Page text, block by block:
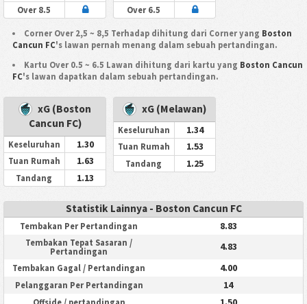
Over 8.5 Over 6.5
Corner Over 2,5 ~ 8,5 Terhadap dihitung dari Corner yang Boston
Cancun FC's lawan pernah menang dalam sebuah pertandingan.
Kartu Over 0.5 ~ 6.5 Lawan dihitung dari kartu yang Boston Cancun
FC's lawan dapatkan dalam sebuah pertandingan.
xG (Boston
Cancun FC)
Keseluruhan 1.30
Tuan Rumah 1.63
Tandang 1.13
xG (Melawan)
Keseluruhan 1.34
Tuan Rumah 1.53
Tandang 1.25
Statistik Lainnya - Boston Cancun FC
Tembakan Per Pertandingan 8.83
Tembakan Tepat Sasaran /
Pertandingan
4.83
Tembakan Gagal / Pertandingan 4.00
Pelanggaran Per Pertandingan 14